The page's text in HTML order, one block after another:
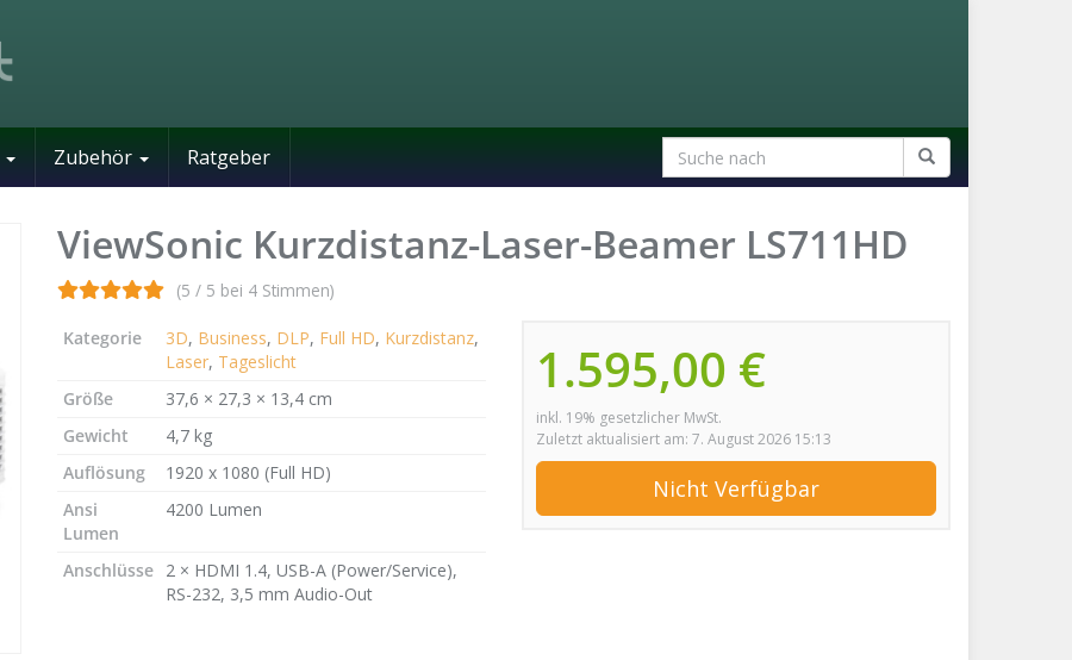
Zubehör Ratgeber
ViewSonic Kurzdistanz-Laser-Beamer LS711HD
(5 / 5 bei 4 Stimmen)
1.595,00 €
inkl. 19% gesetzlicher MwSt.
Zuletzt aktualisiert am: 7. August 2026 15:13
Nicht Verfügbar
Kategorie 3D, Business, DLP, Full HD, Kurzdistanz,
Laser, Tageslicht
Größe
37,6 × 27,3 × 13,4 cm
Gewicht
4,7 kg
Auflösung
1920 x 1080 (Full HD)
Ansi
Lumen
4200 Lumen
Anschlüsse 2 × HDMI 1.4, USB-A (Power/Service),
RS-232, 3,5 mm Audio-Out